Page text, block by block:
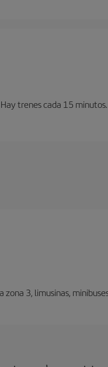
trenes cada 15 minutos.
3, limusinas,